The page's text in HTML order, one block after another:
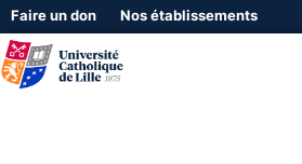
Faire un don Nos établissements